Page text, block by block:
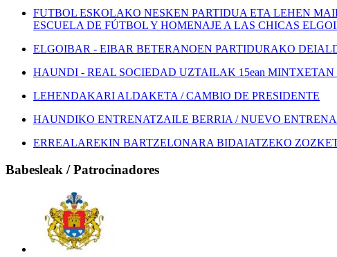
FUTBOL ESKOLAKO NESKEN PARTIDUA ETA LEHEN
ESCUELA DE FÚTBOL Y HOMENAJE A LAS CHICAS
ELGOIBAR - EIBAR BETERANOEN PARTIDURAKO
HAUNDI - REAL SOCIEDAD UZTAILAK 15ean MINTXETAN
LEHENDAKARI ALDAKETA / CAMBIO DE PRESIDENTE
HAUNDIKO ENTRENATZAILE BERRIA / NUEVO
ERREALAREKIN BARTZELONARA BIDAIATZEKO
Babesleak / Patrocinadores